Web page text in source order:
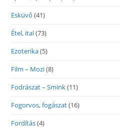
Esküvő (41)
Étel, ital(73)
Ezoterika(5)
Film – Mozi(8)
Fodrászat – Smink(11)
Fogorvos, fogászat(16)
Fordítás(4)